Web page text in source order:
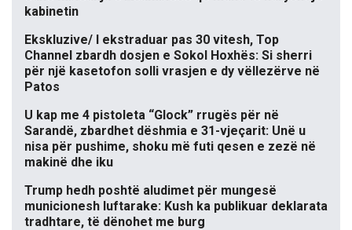
kabinetin
Ekskluzive/ I ekstraduar pas 30 vitesh, Top
Channel zbardh dosjen e Sokol Hoxhës: Si sherri
për një kasetofon solli vrasjen e dy vëllezërve në
Patos
U kap me 4 pistoleta “Glock” rrugës për në
Sarandë, zbardhet dëshmia e 31-vjeçarit: Unë u
nisa për pushime, shoku më futi qesen e zezë në
makinë dhe iku
Trump hedh poshtë aludimet për mungesë
municionesh luftarake: Kush ka publikuar deklarata
tradhtare, të dënohet me burg